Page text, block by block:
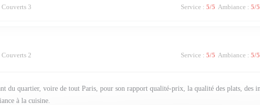
3 Service : 5/5 Ambiance : 5/5
2 Service : 5/5 Ambiance : 5/5
du quartier, voire de tout Paris, pour son rapport qualité-prix, la qualité des plats, des
à la cuisine.